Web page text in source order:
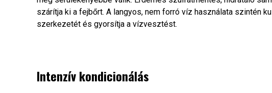
szárítja ki a fejbőrt. A langyos, nem forró víz használata szintén
szerkezetét és gyorsítja a vízvesztést.
Intenzív kondicionálás